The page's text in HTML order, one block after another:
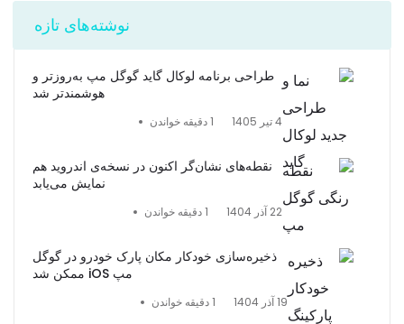
نوشته‌های تازه
طراحی برنامه لوکال گاید گوگل مپ به‌روزتر و
هوشمندتر شد
4 تیر 1405 1 دقیقه خواندن
نقطه‌های نشان‌گر اکنون در نسخه‌ی اندروید هم
نمایش می‌یابد
22 آذر 1404 1 دقیقه خواندن
ذخیره‌سازی خودکار مکان پارک خودرو در گوگل
مپ iOS ممکن شد
19 آذر 1404 1 دقیقه خواندن